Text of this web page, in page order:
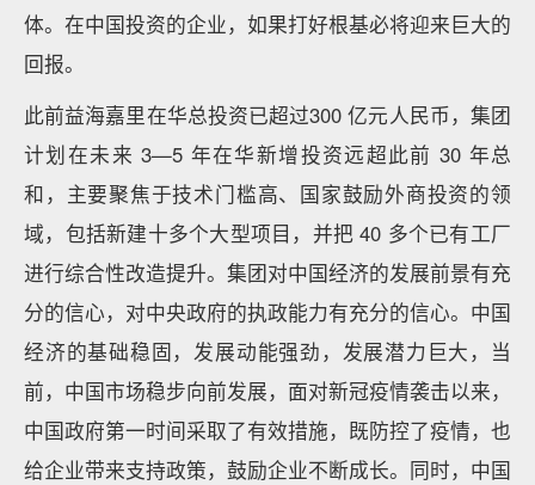
体。在中国投资的企业，如果打好根基必将迎来巨大的
回报。
此前益海嘉里在华总投资已超过300 亿元人民币，集团
计划在未来 3—5 年在华新增投资远超此前 30 年总
和，主要聚焦于技术门槛高、国家鼓励外商投资的领
域，包括新建十多个大型项目，并把 40 多个已有工厂
进行综合性改造提升。集团对中国经济的发展前景有充
分的信心，对中央政府的执政能力有充分的信心。中国
经济的基础稳固，发展动能强劲，发展潜力巨大，当
前，中国市场稳步向前发展，面对新冠疫情袭击以来，
中国政府第一时间采取了有效措施，既防控了疫情，也
给企业带来支持政策，鼓励企业不断成长。同时，中国